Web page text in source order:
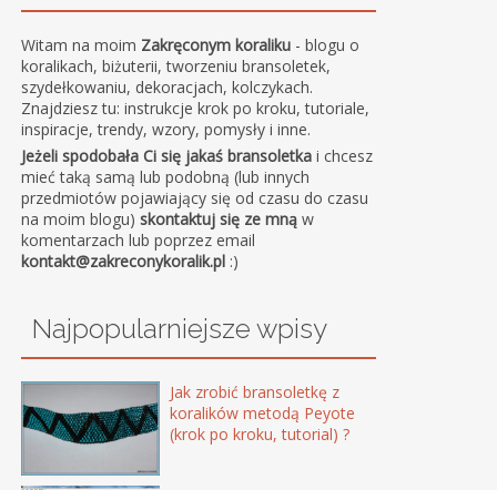
Witam na moim Zakręconym koraliku - blogu o
koralikach, biżuterii, tworzeniu bransoletek,
szydełkowaniu, dekoracjach, kolczykach.
Znajdziesz tu: instrukcje krok po kroku, tutoriale,
inspiracje, trendy, wzory, pomysły i inne.
Jeżeli spodobała Ci się jakaś bransoletka i chcesz
mieć taką samą lub podobną (lub innych
przedmiotów pojawiający się od czasu do czasu
na moim blogu)skontaktuj się ze mną w
komentarzach lub poprzez email
kontakt@zakreconykoralik.pl :)
Najpopularniejsze wpisy
Jak zrobić bransoletkę z
koralików metodą Peyote
(krok po kroku, tutorial) ?